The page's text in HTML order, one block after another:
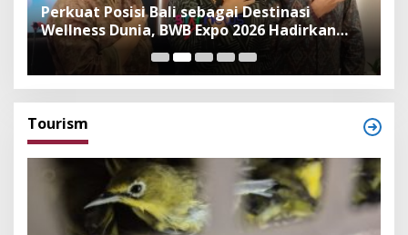
Perkuat Posisi Bali sebagai Destinasi
Wellness Dunia, BWB Expo 2026 Hadirkan
Exhibitor Nasional dan Global
Tourism